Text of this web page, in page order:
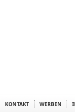
KONTAKT WERBEN